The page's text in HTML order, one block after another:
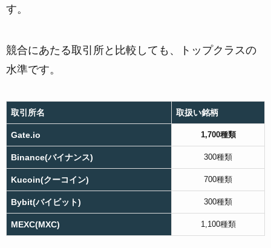
す。
競合にあたる取引所と比較しても、トップクラスの
水準です。
取引所名 取扱い銘柄
Gate.io 1,700種類
Binance(バイナンス) 300種類
Kucoin(クーコイン) 700種類
Bybit(バイビット) 300種類
MEXC(MXC) 1,100種類